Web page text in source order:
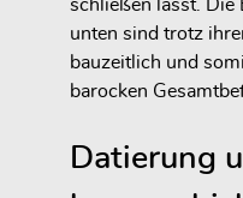
schließen lässt. Die
unten sind trotz
bauzeitlich und
barocken
Datierung